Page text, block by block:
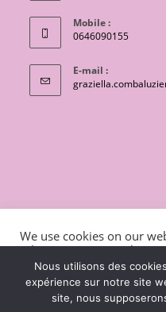
Mobile :
0646090155
E-mail :
CONTACT
Mentions légales et
charte de protection
Copyright 2026 -
We use cookies on our
relevant experience by
and repeat visits. By
use of ALL the cookies.
Nous utilisons des
expérience sur notre site
site, nous